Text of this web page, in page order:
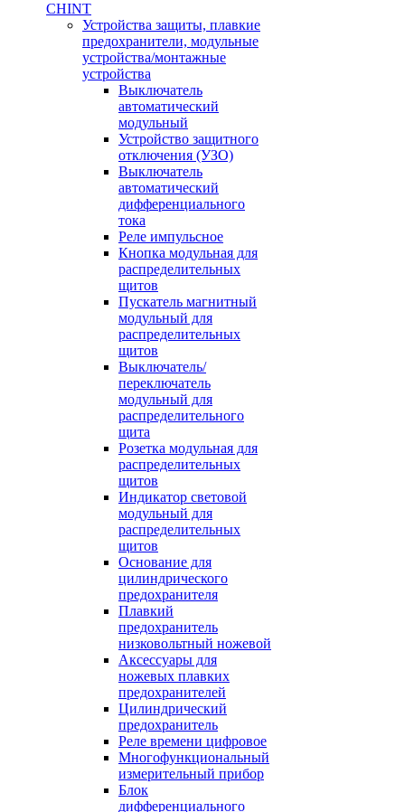
CHINT
Устройства защиты, плавкие
предохранители, модульные
устройства/монтажные
устройства
Выключатель
автоматический
модульный
Устройство защитного
отключения (УЗО)
Выключатель
автоматический
дифференциального
тока
Реле импульсное
Кнопка модульная для
распределительных
щитов
Пускатель магнитный
модульный для
распределительных
щитов
Выключатель/
переключатель
модульный для
распределительного
щита
Розетка модульная для
распределительных
щитов
Индикатор световой
модульный для
распределительных
щитов
Основание для
цилиндрического
предохранителя
Плавкий
предохранитель
низковольтный ножевой
Аксессуары для
ножевых плавких
предохранителей
Цилиндрический
предохранитель
Реле времени цифровое
Многофункциональный
измерительный прибор
Блок
дифференциального